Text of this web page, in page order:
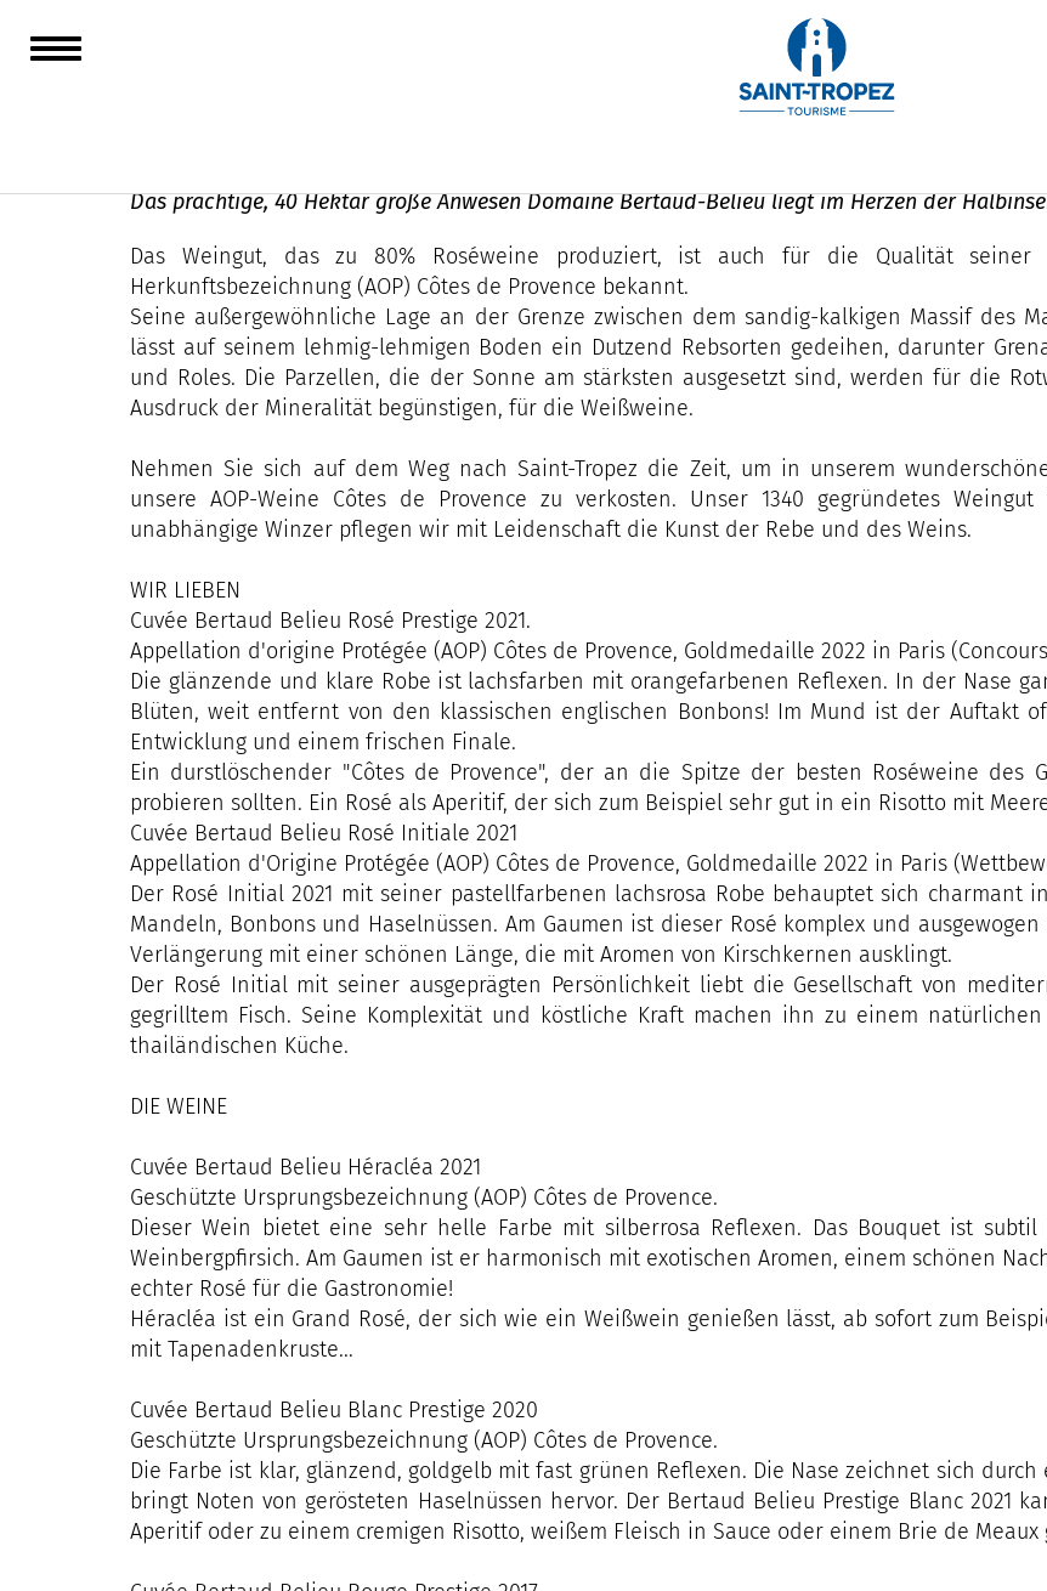
Das prächtige, 40 Hektar große Anwesen Domaine Bertaud-Belieu liegt im Herzen der
Das Weingut, das zu 80% Roséweine produziert, ist auch für die Qualität
Herkunftsbezeichnung (AOP) Côtes de Provence bekannt.
Seine außergewöhnliche Lage an der Grenze zwischen dem sandig-kalkigen Massif des
lässt auf seinem lehmig-lehmigen Boden ein Dutzend Rebsorten gedeihen, darunter
und Roles. Die Parzellen, die der Sonne am stärksten ausgesetzt sind, werden für die
Ausdruck der Mineralität begünstigen, für die Weißweine.
Nehmen Sie sich auf dem Weg nach Saint-Tropez die Zeit, um in unserem
unsere AOP-Weine Côtes de Provence zu verkosten. Unser 1340 gegründetes
unabhängige Winzer pflegen wir mit Leidenschaft die Kunst der Rebe und des Weins.
WIR LIEBEN
Cuvée Bertaud Belieu Rosé Prestige 2021.
Appellation d'origine Protégée (AOP) Côtes de Provence, Goldmedaille 2022 in Paris
Die glänzende und klare Robe ist lachsfarben mit orangefarbenen Reflexen. In der Nase
Blüten, weit entfernt von den klassischen englischen Bonbons! Im Mund ist der Auftakt
Entwicklung und einem frischen Finale.
Ein durstlöschender "Côtes de Provence", der an die Spitze der besten Roséweine
probieren sollten. Ein Rosé als Aperitif, der sich zum Beispiel sehr gut in ein Risotto mit
Cuvée Bertaud Belieu Rosé Initiale 2021
Appellation d'Origine Protégée (AOP) Côtes de Provence, Goldmedaille 2022 in Paris
Der Rosé Initial 2021 mit seiner pastellfarbenen lachsrosa Robe behauptet sich charmant
Mandeln, Bonbons und Haselnüssen. Am Gaumen ist dieser Rosé komplex und
Verlängerung mit einer schönen Länge, die mit Aromen von Kirschkernen ausklingt.
Der Rosé Initial mit seiner ausgeprägten Persönlichkeit liebt die Gesellschaft von
gegrilltem Fisch. Seine Komplexität und köstliche Kraft machen ihn zu einem
thailändischen Küche.
DIE WEINE
Cuvée Bertaud Belieu Héracléa 2021
Geschützte Ursprungsbezeichnung (AOP) Côtes de Provence.
Dieser Wein bietet eine sehr helle Farbe mit silberrosa Reflexen. Das Bouquet ist
Weinbergpfirsich. Am Gaumen ist er harmonisch mit exotischen Aromen, einem schönen
echter Rosé für die Gastronomie!
Héracléa ist ein Grand Rosé, der sich wie ein Weißwein genießen lässt, ab sofort zum
mit Tapenadenkruste...
Cuvée Bertaud Belieu Blanc Prestige 2020
Geschützte Ursprungsbezeichnung (AOP) Côtes de Provence.
Die Farbe ist klar, glänzend, goldgelb mit fast grünen Reflexen. Die Nase zeichnet sich
bringt Noten von gerösteten Haselnüssen hervor. Der Bertaud Belieu Prestige Blanc 2021
Aperitif oder zu einem cremigen Risotto, weißem Fleisch in Sauce oder einem Brie de Meaux